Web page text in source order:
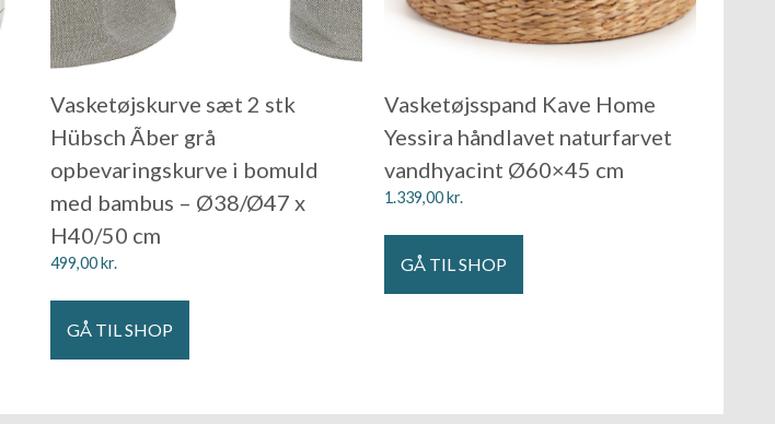
Vasketøjskurve sæt 2 stk
Hübsch Ãber grå
opbevaringskurve i bomuld
med bambus – Ø38/Ø47 x
H40/50 cm
499,00kr.
GÅ TIL SHOP
Vasketøjsspand Kave Home
Yessira håndlavet naturfarvet
vandhyacint Ø60×45 cm
1.339,00kr.
GÅ TIL SHOP